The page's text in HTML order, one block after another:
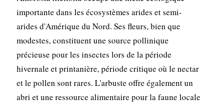
importante dans les écosystèmes arides et semi-
arides d'Amérique du Nord. Ses fleurs, bien que
modestes, constituent une source pollinique
précieuse pour les insectes lors de la période
hivernale et printanière, période critique où le nectar
et le pollen sont rares. L'arbuste offre également un
abri et une ressource alimentaire pour la faune locale